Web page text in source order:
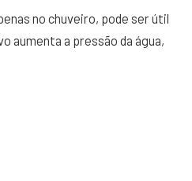
no chuveiro, pode ser útil
aumenta a pressão da água,